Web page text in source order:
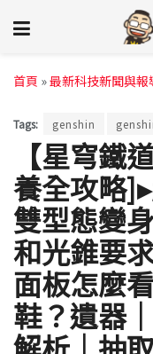
首頁 »最新科技新聞與報
Tags: genshin
【星穹鐵
養全攻略
雙型態變
和光錐要
面板怎麼
鞋？遺器